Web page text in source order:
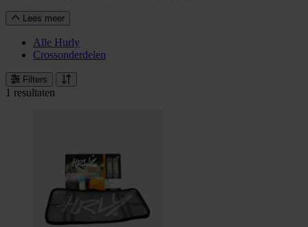
Lees meer
Alle Hurly
Crossonderdelen
Filters
1 resultaten